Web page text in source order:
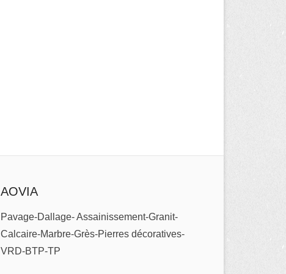
AOVIA
Pavage-Dallage- Assainissement-Granit-
Calcaire-Marbre-Grès-Pierres décoratives-
VRD-BTP-TP